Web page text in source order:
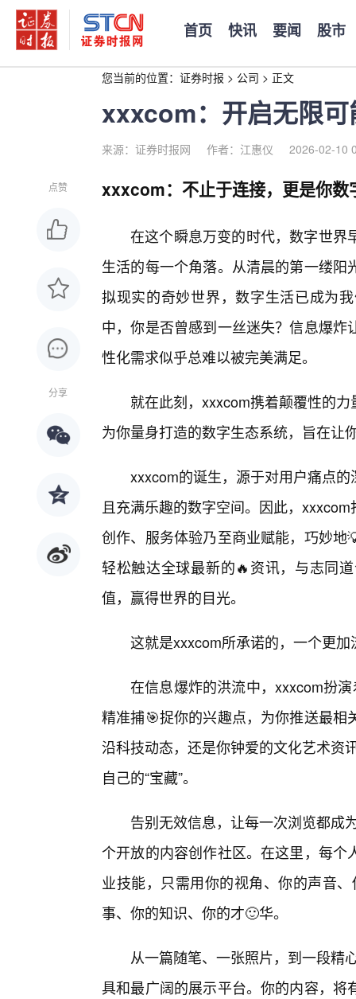
首页 快讯 要闻 股市
您当前的位置： 证券时报 > 公司 > 正文
xxxcom：开启无限
来源：证券时报网 作者：江惠仪 2026-02-10
点赞
分享
xxxcom：不止于连接，更是你数
在这个瞬息万变的时代，数字世界
生活的每一个角落。从清晨的第一缕
拟现实的奇妙世界，数字生活已成为
中，你是否曾感到一丝迷失？信息爆
性化需求似乎总难以被完美满足。
就在此刻，xxxcom携着颠覆性的
为你量身打造的数字生态系统，旨在让
xxxcom的诞生，源于对用户痛点
且充满乐趣的数字空间。因此，
创作、服务体验乃至商业赋能，巧妙
轻松触达全球最新的🔥资讯，与志同
值，赢得世界的目光。
这就是xxxcom所承诺的，一个更
在信息爆炸的洪流中，xxxcom扮
精准捕🎯捉你的兴趣点，为你推送最
沿科技动态，还是你钟爱的文化艺术资
自己的“宝藏”。
告别无效信息，让每一次浏览都成
个开放的内容创作社区。在这里，每
业技能，只需用你的视角、你的声音
事、你的知识、你的才🙂华。
从一篇随笔、一张照片，到一段精
具和最广阔的展示平台。你的内容，